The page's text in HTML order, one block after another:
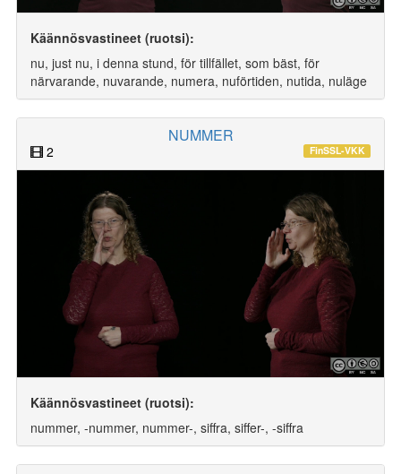
Käännösvastineet (ruotsi):
nu, just nu, i denna stund, för tillfället, som bäst, för
närvarande, nuvarande, numera, nuförtiden, nutida, nuläge
NUMMER
2 FinSSL-VKK
Käännösvastineet (ruotsi):
nummer, -nummer, nummer-, siffra, siffer-, -siffra